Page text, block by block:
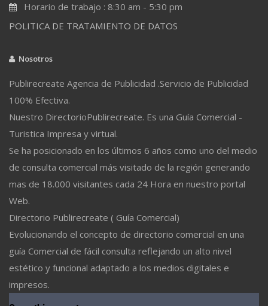
Horario de trabajo : 8:30 am - 5:30 pm
POLITICA DE TRATAMIENTO DE DATOS
Nosotros
Publirecreate Agencia de Publicidad .Servicio de Publicidad
100% Efectiva.
Nuestro DirectorioPublirecreate. Es una Guía Comercial -
Turistica Impresa y virtual.
Se ha posicionado en los últimos 6 años como uno del medio
de consulta comercial más visitado de la región generando
mas de 18.000 visitantes cada 24 Hora en nuestro portal
Web.
Directorio Publirecreate ( Guía Comercial)
Evolucionando el concepto de directorio comercial en una
guía Comercial de fácil consulta reflejando un alto nivel
estético y funcional adaptado a los medios digitales e
impresos.